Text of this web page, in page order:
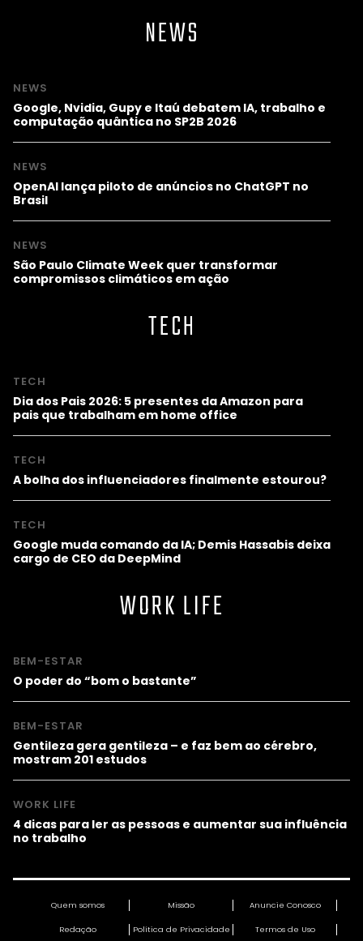
NEWS
NEWS
Google, Nvidia, Gupy e Itaú debatem IA, trabalho e
computação quântica no SP2B 2026
NEWS
OpenAI lança piloto de anúncios no ChatGPT no
Brasil
NEWS
São Paulo Climate Week quer transformar
compromissos climáticos em ação
TECH
TECH
Dia dos Pais 2026: 5 presentes da Amazon para
pais que trabalham em home office
TECH
A bolha dos influenciadores finalmente estourou?
TECH
Google muda comando da IA; Demis Hassabis deixa
cargo de CEO da DeepMind
WORK LIFE
BEM-ESTAR
O poder do “bom o bastante”
BEM-ESTAR
Gentileza gera gentileza – e faz bem ao cérebro,
mostram 201 estudos
WORK LIFE
4 dicas para ler as pessoas e aumentar sua influência
no trabalho
Quem somos Missão Anuncie Conosco
Redação Política de Privacidade Termos de Uso